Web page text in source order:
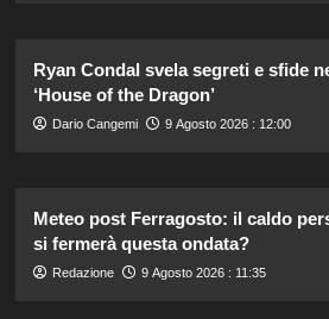
Ryan Condal svela segreti e sfide
‘House of the Dragon’
Dario Cangemi 9 Agosto 2026 : 12:00
Meteo post Ferragosto: il caldo
si fermerà questa ondata?
Redazione 9 Agosto 2026 : 11:35